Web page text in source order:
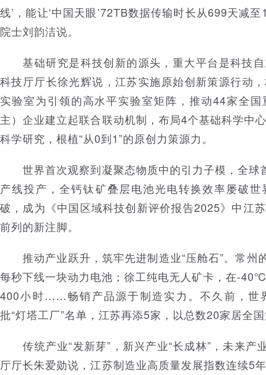
线’，能让‘中国天眼’72TB数据传输时长从699天减
院士刘韵洁说。
基础研究是科技创新的源头，重大平台是科技自
科技厅厅长徐光辉说，江苏实施原始创新策源行动
实验室为引领的高水平实验室矩阵，推动44家全
主）企业建立起联合联动机制，布局4个基础科学中
科学研究，根植“从0到1”的原创力策源力。
世界首次观察到凝聚态物质中的引力子模，全球
产线投产，全钙钛矿叠层电池光电转换效率屡破
破，成为《中国区域科技创新评价报告2025》中江
前列的新注脚。
推动产业跃升，筑牢先进制造业“压舱石”。常州
每秒下线一块动力电池；徐工纯电无人矿卡，在-
400小时……畅销产品源于制造实力。不久前，世
批“灯塔工厂”名单，江苏再添5家，以总数20家居全
传统产业“发新芽”，新兴产业“长成林”，未来产
厅厅长朱爱勋说，江苏制造业高质量发展指数连续5